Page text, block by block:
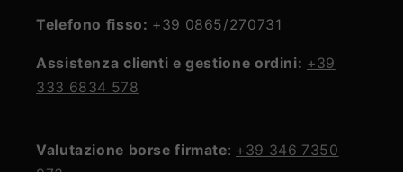
Telefono fisso: +39 0865/270731
Assistenza clienti e gestione ordini: +39
333 6834 578
Valutazione borse firmate: +39 346 7350